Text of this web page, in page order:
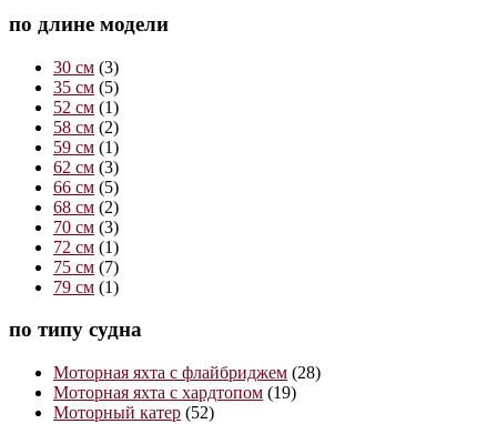
по длине модели
30 см (3)
35 см (5)
52 см (1)
58 см (2)
59 см (1)
62 см (3)
66 см (5)
68 см (2)
70 см (3)
72 см (1)
75 см (7)
79 см (1)
по типу судна
Моторная яхта с флайбриджем (28)
Моторная яхта с хардтопом (19)
Моторный катер (52)